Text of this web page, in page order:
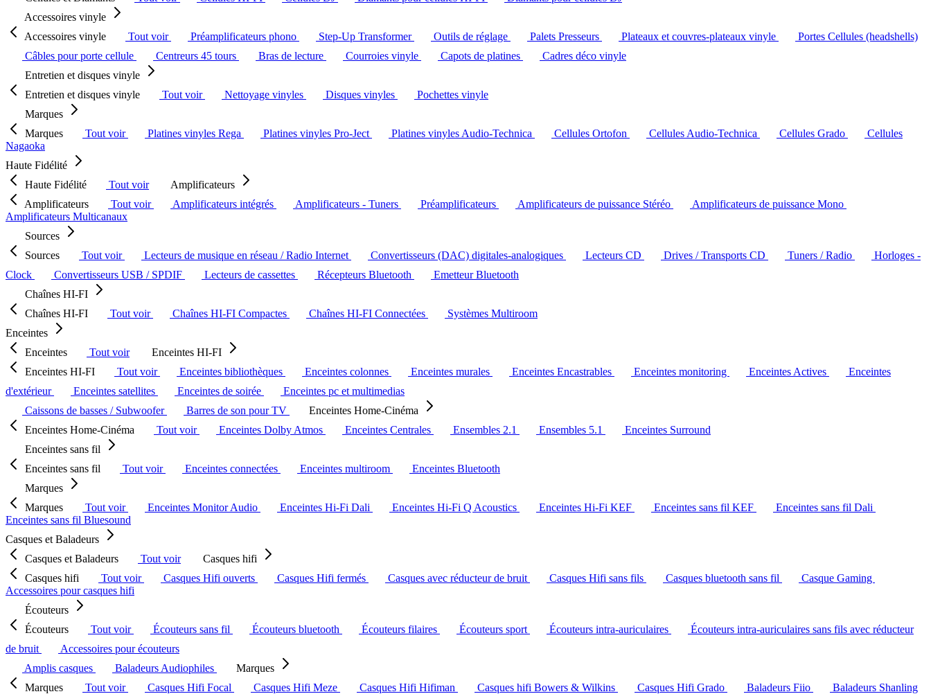
Accessoires vinyle
Accessoires vinyle
Tout voir Préamplificateurs phono Step-Up Transformer Outils de réglage Palets Presseurs Plateaux et couvres-plateaux vinyle
Portes Cellules (headshells)
Câbles pour porte cellule
Centreurs 45 tours Bras de lecture Courroies vinyle Capots de platines
Cadres déco vinyle
Entretien et disques vinyle
Entretien et disques vinyle
Tout voir Nettoyage vinyles Disques vinyles
Pochettes vinyle
Marques
Marques
Tout voir Platines vinyles Rega Platines vinyles Pro-Ject Platines vinyles Audio-Technica Cellules Ortofon Cellules Audio-Technica Cellules Grado
Cellules
Nagaoka
Haute Fidélité
Haute Fidélité
Tout voir
Amplificateurs
Amplificateurs
Tout voir Amplificateurs intégrés Amplificateurs - Tuners Préamplificateurs Amplificateurs de puissance Stéréo
Amplificateurs de puissance Mono
Amplificateurs Multicanaux
Sources
Sources
Tout voir Lecteurs de musique en réseau / Radio Internet Convertisseurs (DAC) digitales-analogiques Lecteurs CD Drives / Transports CD Tuners / Radio
Horloges -
Clock
Convertisseurs USB / SPDIF Lecteurs de cassettes Récepteurs Bluetooth
Emetteur Bluetooth
Chaînes HI-FI
Chaînes HI-FI
Tout voir Chaînes HI-FI Compactes Chaînes HI-FI Connectées
Systèmes Multiroom
Enceintes
Enceintes
Tout voir
Enceintes HI-FI
Enceintes HI-FI
Tout voir Enceintes bibliothèques Enceintes colonnes Enceintes murales Enceintes Encastrables Enceintes monitoring Enceintes Actives
Enceintes
d'extérieur
Enceintes satellites Enceintes de soirée
Enceintes pc et multimedias
Caissons de basses / Subwoofer
Barres de son pour TV
Enceintes Home-Cinéma
Enceintes Home-Cinéma
Tout voir Enceintes Dolby Atmos Enceintes Centrales Ensembles 2.1 Ensembles 5.1
Enceintes Surround
Enceintes sans fil
Enceintes sans fil
Tout voir Enceintes connectées Enceintes multiroom
Enceintes Bluetooth
Marques
Marques
Tout voir Enceintes Monitor Audio Enceintes Hi-Fi Dali Enceintes Hi-Fi Q Acoustics Enceintes Hi-Fi KEF Enceintes sans fil KEF
Enceintes sans fil Dali
Enceintes sans fil Bluesound
Casques et Baladeurs
Casques et Baladeurs
Tout voir
Casques hifi
Casques hifi
Tout voir Casques Hifi ouverts Casques Hifi fermés Casques avec réducteur de bruit Casques Hifi sans fils Casques bluetooth sans fil
Casque Gaming
Accessoires pour casques hifi
Écouteurs
Écouteurs
Tout voir Écouteurs sans fil Écouteurs bluetooth Écouteurs filaires Écouteurs sport Écouteurs intra-auriculaires
Écouteurs intra-auriculaires sans fils avec réducteur
de bruit
Accessoires pour écouteurs
Amplis casques
Baladeurs Audiophiles
Marques
Marques
Tout voir Casques Hifi Focal Casques Hifi Meze Casques Hifi Hifiman Casques hifi Bowers & Wilkins Casques Hifi Grado Baladeurs Fiio
Baladeurs Shanling